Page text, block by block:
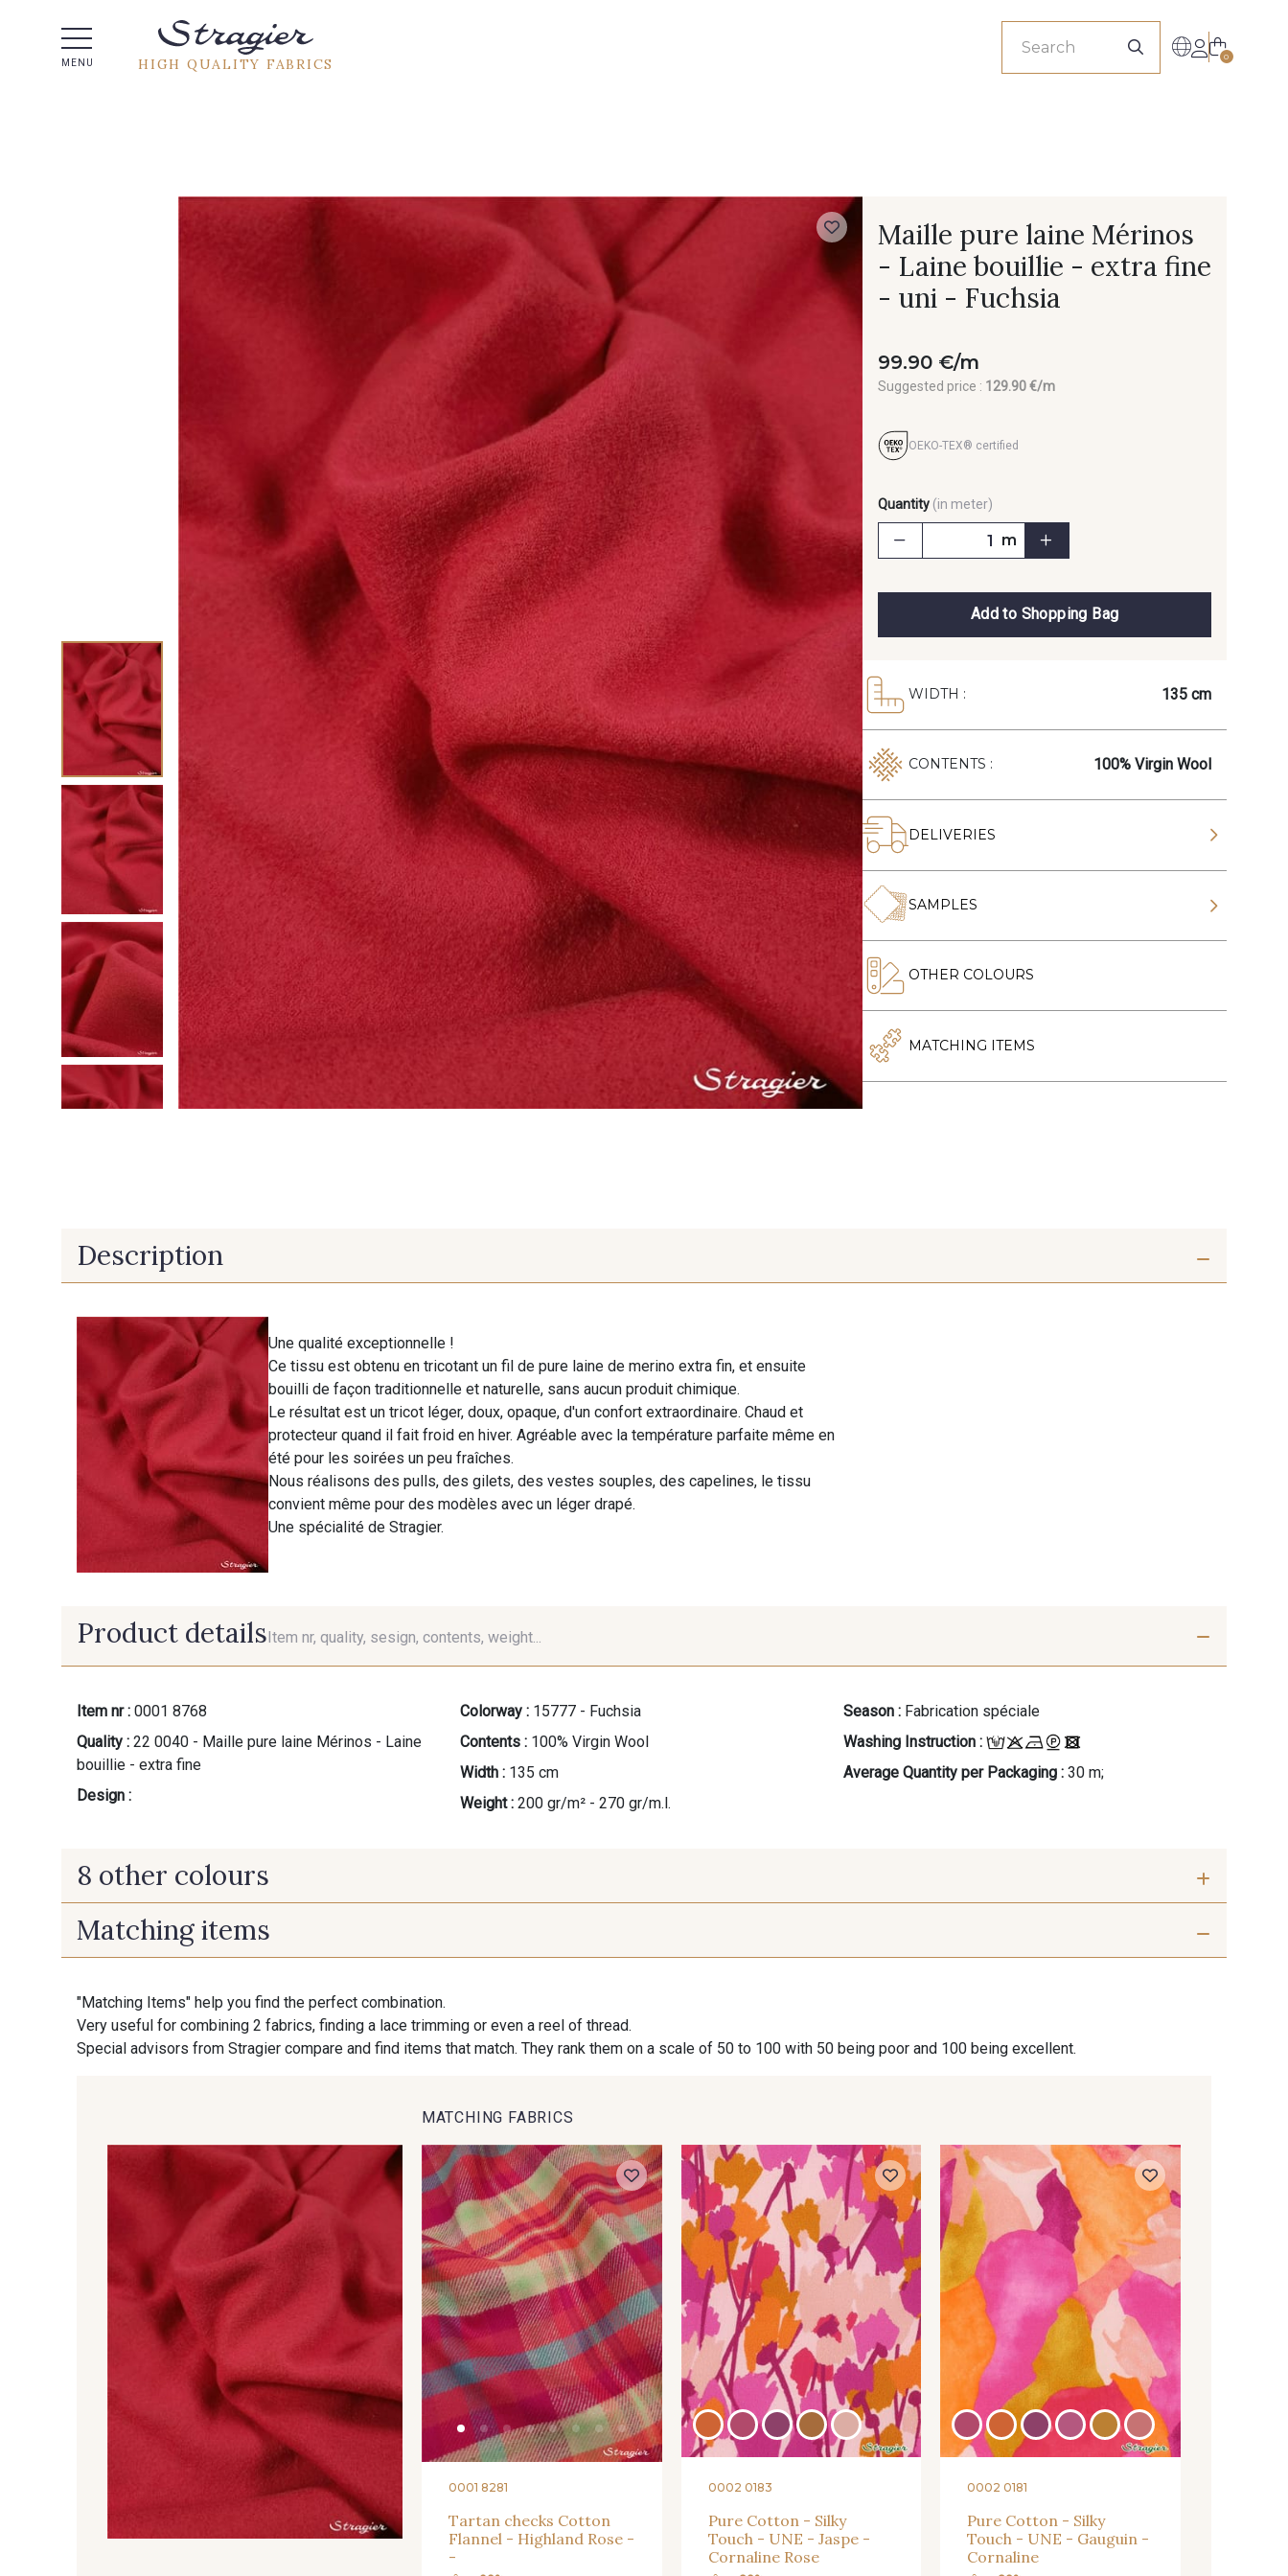
MENU HIGH QUALITY FABRICS 0
Maille pure laine Mérinos
- Laine bouillie - extra fine
- uni - Fuchsia
99.90 €/m
Suggested price : 129.90 €/m
OEKO-TEX® certified
Quantity (in meter)
m
Add to Shopping Bag
WIDTH : 135 cm
CONTENTS : 100% Virgin Wool
DELIVERIES
SAMPLES
OTHER COLOURS
MATCHING ITEMS
Description
Une qualité exceptionnelle !
Ce tissu est obtenu en tricotant un fil de pure laine de merino extra fin, et ensuite
bouilli de façon traditionnelle et naturelle, sans aucun produit chimique.
Le résultat est un tricot léger, doux, opaque, d'un confort extraordinaire. Chaud et
protecteur quand il fait froid en hiver. Agréable avec la température parfaite même en
été pour les soirées un peu fraîches.
Nous réalisons des pulls, des gilets, des vestes souples, des capelines, le tissu
convient même pour des modèles avec un léger drapé.
Une spécialité de Stragier.
Product details Item nr, quality, sesign, contents, weight...
Item nr : 0001 8768
Quality :
bouillie - extra fine
Design :
Colorway : 15777 - Fuchsia
Contents : 100% Virgin Wool
Width : 135 cm
Weight : 200 gr/m² - 270 gr/m.l.
Season : Fabrication spéciale
Washing Instruction :
Average Quantity per Packaging : 30 m;
8 other colours
08100 - Noir 08394 - Vert Bouteille
08385 - Ivoire
09918 - Special Red
Matching items
"Matching Items" help you find the perfect combination.
Very useful for combining 2 fabrics, finding a lace trimming or even a reel of thread.
Special advisors from Stragier compare and find items that match. They rank them on a scale of 50 to 100 with 50 being poor and 100 being excellent.
MATCHING FABRICS
0001 8281
Tartan checks Cotton
Flannel - Highland Rose -
-
0002 0183
Pure Cotton - Silky
Touch - UNE - Jaspe -
Cornaline Rose
0002 0181
Pure Cotton - Silky
Touch - UNE - Gauguin -
Cornaline
Do you have a passion for beautiful fabrics?
Every week, receive a touch of inspiration, new arrivals, and exclusive offers
straight to your inbox.
Subscribe to the newsletter